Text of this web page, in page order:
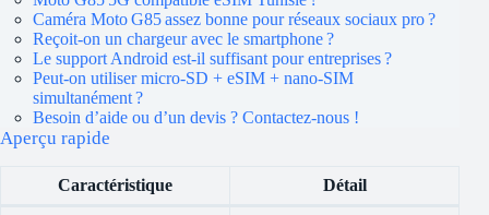
Caméra Moto G85 assez bonne pour réseaux sociaux pro ?
Reçoit‑on un chargeur avec le smartphone ?
Le support Android est‑il suffisant pour entreprises ?
Peut‑on utiliser micro‑SD + eSIM + nano‑SIM
simultanément ?
Besoin d’aide ou d’un devis ? Contactez-nous !
Aperçu rapide
Caractéristique Détail